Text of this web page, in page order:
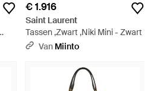
€ 1.916
Saint Laurent
Tassen ,Zwart ,Niki Mini - Zwart
Van Miinto